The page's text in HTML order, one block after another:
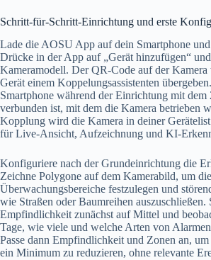
Schritt-für-Schritt-Einrichtung und erste
Lade die AOSU App auf dein Smartphone
Drücke in der App auf „Gerät hinzufügen“
Kameramodell. Der QR-Code auf der Kamera
Gerät einem Koppelungsassistenten
Smartphone während der Einrichtung mit
verbunden ist, mit dem die Kamera betrieben
Kopplung wird die Kamera in deiner
für Live-Ansicht, Aufzeichnung und KI-
Konfiguriere nach der Grundeinrichtung die
Zeichne Polygone auf dem Kamerabild, um
Überwachungsbereiche festzulegen und
wie Straßen oder Baumreihen auszuschließen.
Empfindlichkeit zunächst auf Mittel und
Tage, wie viele und welche Arten von
Passe dann Empfindlichkeit und Zonen an,
ein Minimum zu reduzieren, ohne relevante